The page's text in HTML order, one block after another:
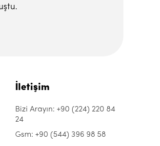
İletişim
Bizi Arayın: +90 (224) 220 84
24
Gsm: +90 (544) 396 98 58